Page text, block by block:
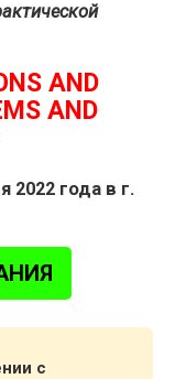
AND
AND
2022 года в г.
с